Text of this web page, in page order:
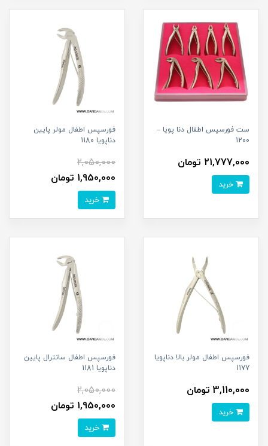
ست فورسپس اطفال دنا پویا –
1200
21,777,000 تومان
فورسپس اطفال مولر پایین
دناپویا 1180
2,050,000
1,950,000 تومان
فورسپس اطفال مولر بالا دناپویا
1177
3,110,000 تومان
فورسپس اطفال سانترال پایین
دناپویا 1181
2,050,000
1,950,000 تومان